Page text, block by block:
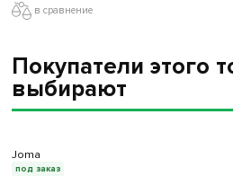
в сравнение
Покупатели этого
выбирают
Joma
под заказ